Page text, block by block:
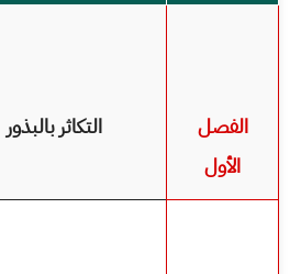
الفصل
الأول
التكاثر بالبذور